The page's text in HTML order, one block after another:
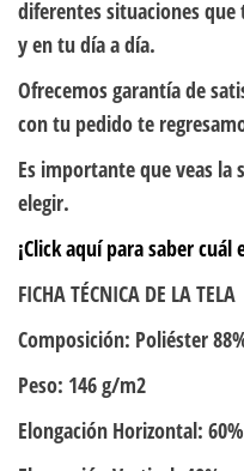
diferentes situaciones que
y en tu día a día.
Ofrecemos garantía de
con tu pedido te
Es importante que veas la
elegir.
¡Click aquí para saber cuál
FICHA TÉCNICA DE LA TELA
Composición: Poliéster
Peso: 146 g/m2
Elongación Horizontal: 60%